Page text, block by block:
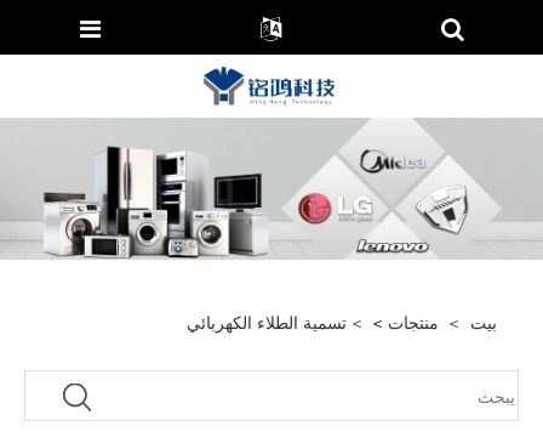
بيت > منتجات >
> تسمية الطلاء الكهربائي